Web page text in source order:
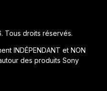
Tous droits réservés.
INDÉPENDANT et NON
des produits Sony